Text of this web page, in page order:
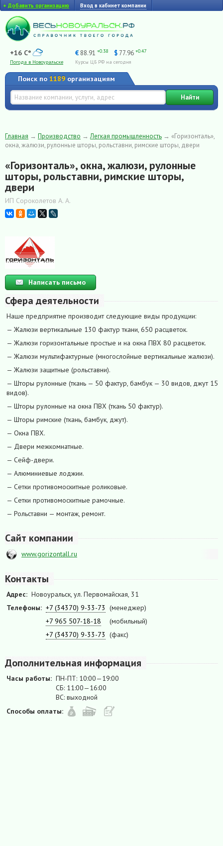
+ Добавить организацию Вход в кабинет компании
+16 C°
Погода в Новоуральске
€ 88.91 +0.38 $ 77.96 +0.47
Курсы ЦБ РФ на сегодня
Поиск по 1189 организациям
Найти
Главная → Производство →Легкая промышленность → «Горизонталь»,
окна, жалюзи, рулонные шторы, рольставни, римские шторы, двери
«Горизонталь», окна, жалюзи, рулонные
шторы, рольставни, римские шторы,
двери
ИП Сороколетов А. А.
Написать письмо
Сфера деятельности
Наше предприятие производит следующие виды продукции:
— Жалюзи вертикальные 130 фактур ткани, 650 расцветок.
— Жалюзи горизонтальные простые и на окна ПВХ 80 расцветок.
— Жалюзи мультифактурные (многослойные вертикальные жалюзи).
— Жалюзи защитные (рольставни).
— Шторы рулонные (ткань — 50 фактур, бамбук — 30 видов, джут 15
видов).
— Шторы рулонные на окна ПВХ (ткань 50 фактур).
— Шторы римские (ткань, бамбук, джут).
— Окна ПВХ.
— Двери межкомнатные.
— Сейф-двери.
— Алюминиевые лоджии.
— Сетки противомоскитные роликовые.
— Сетки противомоскитные рамочные.
— Рольставни — монтаж, ремонт.
Сайт компании
www.gorizontall.ru
Контакты
Адрес: Новоуральск, ул. Первомайская, 31
Телефоны: +7 (34370) 9-33-73 (менеджер)
+7 965 507-18-18
(мобильный)
+7 (34370) 9-33-73 (факс)
Дополнительная информация
Часы работы: ПН-ПТ: 10:00—19:00
СБ: 11:00—16:00
ВС: выходной
Способы оплаты: